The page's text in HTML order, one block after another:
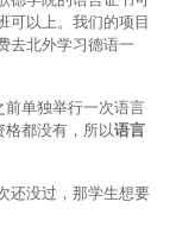
可以上。我们的项目
去北外学习德语一
前单独举行一次语言
格都没有，所以语言
还没过，那学生想要